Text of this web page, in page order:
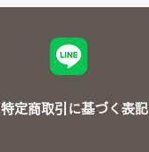
特定商取引に基づく表記